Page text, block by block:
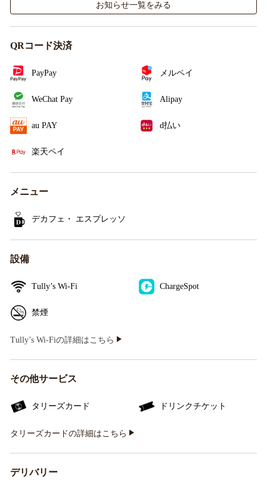
お知らせ一覧をみる
QRコード決済
PayPay メルペイ
WeChat Pay Alipay
au PAY d払い
楽天ペイ
メニュー
デカフェ・ エスプレッソ
設備
Tully’s Wi-Fi ChargeSpot
禁煙
Tully’s Wi-Fiの詳細はこちら
その他サービス
タリーズカード ドリンクチケット
タリーズカードの詳細はこちら
デリバリー